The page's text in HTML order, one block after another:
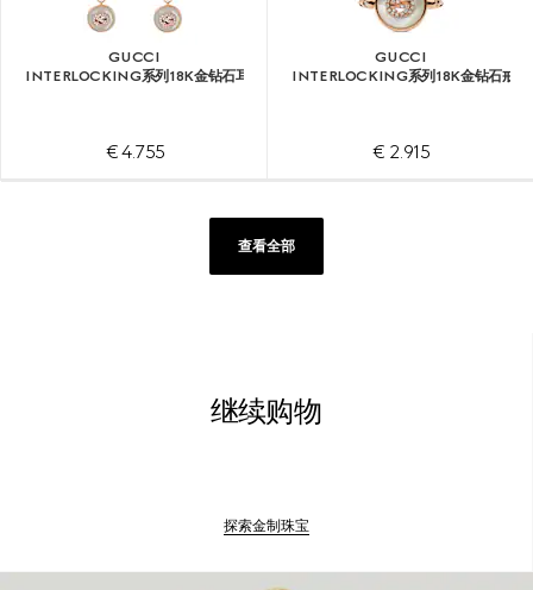
GUCCI
INTERLOCKING系列18K金钻石耳环
€ 4.755
GUCCI
INTERLOCKING系列18K金钻石戒指
€ 2.915
查看全部
继续购物
探索金制珠宝